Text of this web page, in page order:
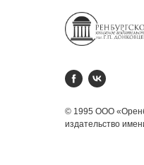
© 1995 ООО
издательство